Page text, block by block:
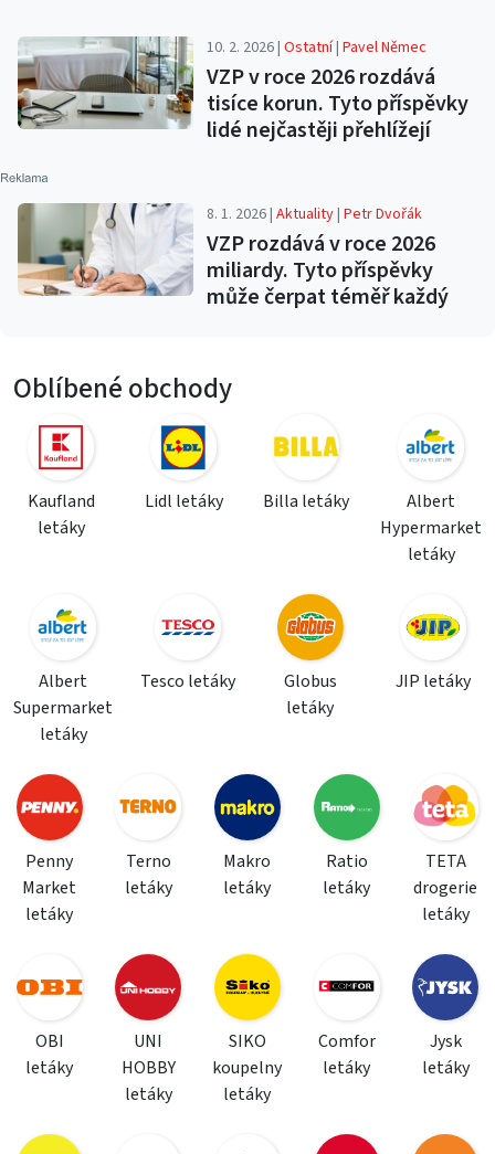
10. 2. 2026 |Ostatní|Pavel Němec
VZP v roce 2026 rozdává
tisíce korun. Tyto příspěvky
lidé nejčastěji přehlížejí
8. 1. 2026 |Aktuality|Petr Dvořák
VZP rozdává v roce 2026
miliardy. Tyto příspěvky
může čerpat téměř každý
Oblíbené obchody
Kaufland
letáky
Lidl letáky Billa letáky
Albert
Hypermarket
letáky
Albert
Supermarket
letáky
Tesco letáky
Globus
letáky
JIP letáky
Penny
Market
letáky
Terno
letáky
Makro
letáky
Ratio
letáky
TETA
drogerie
letáky
OBI
letáky
UNI
HOBBY
letáky
SIKO
koupelny
letáky
Comfor
letáky
Jysk
letáky